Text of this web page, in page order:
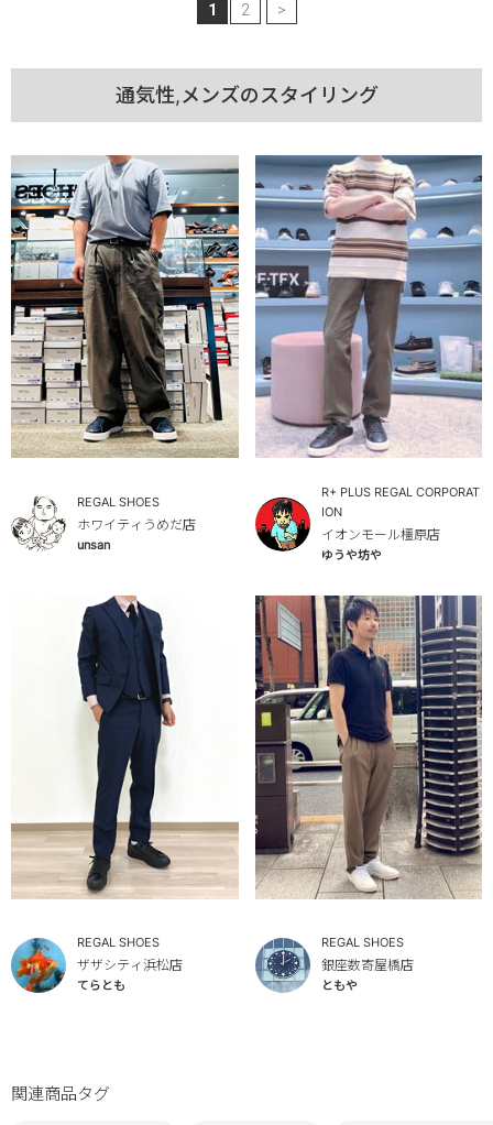
1 2 >
通気性,メンズのスタイリング
REGAL SHOES
ホワイティうめだ店
unsan
R+ PLUS REGAL CORPORAT
ION
イオンモール橿原店
ゆうや坊や
REGAL SHOES
ザザシティ浜松店
てらとも
REGAL SHOES
銀座数寄屋橋店
ともや
関連商品タグ